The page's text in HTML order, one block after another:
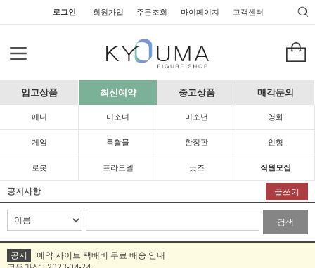
로그인 회원가입 주문조회 마이페이지 고객센터
입고상품 최신예약 중고상품 매각문의
애니 미소녀 미소년 영화
게임 특촬물 한정판 인형
로봇 프라모델 굿즈 직원모집
공지사항 글쓰기
검색
공지
예약 사이트 택배비 무료 배송 안내